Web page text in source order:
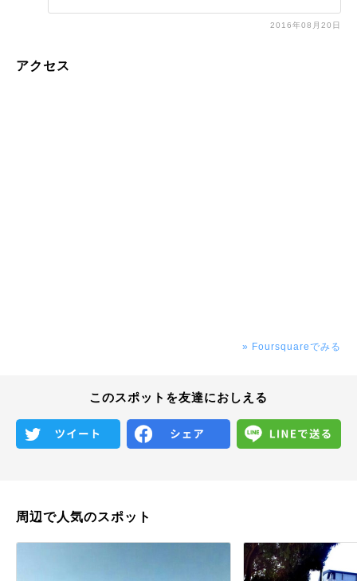
2016年08月20日
アクセス
» Foursquareでみる
このスポットを友達におしえる
周辺で人気のスポット